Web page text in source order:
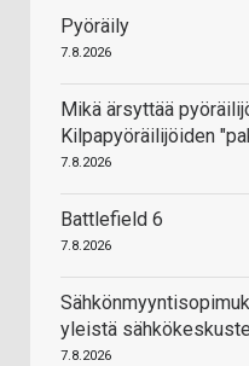
Pyöräily
7.8.2026
Mikä ärsyttää
Kilpapyöräilijöiden
7.8.2026
Battlefield 6
7.8.2026
yleistä
7.8.2026